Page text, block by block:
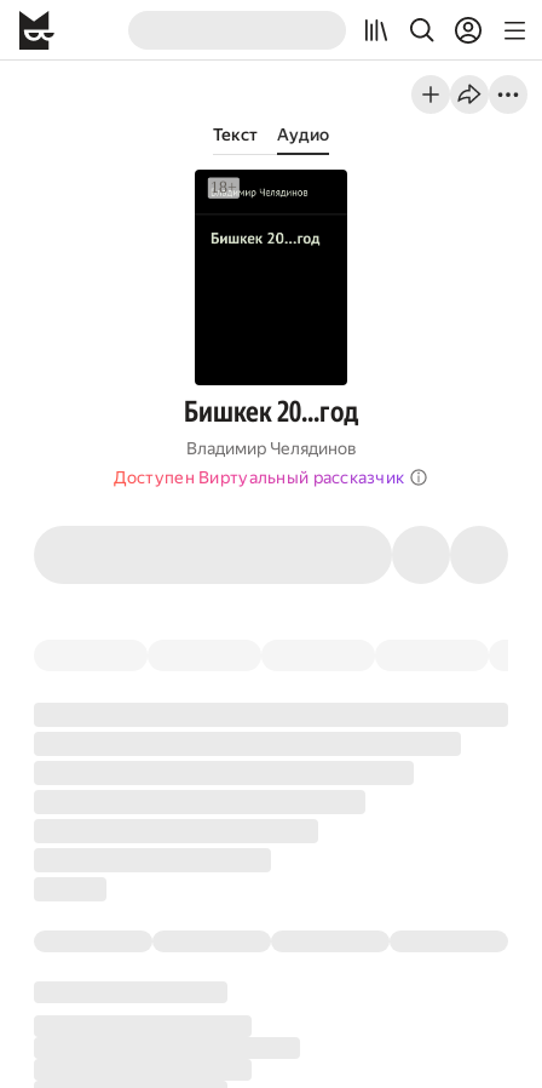
Текст Аудио
Бишкек 20…год
Владимир Челядинов
Доступен Виртуальный рассказчик